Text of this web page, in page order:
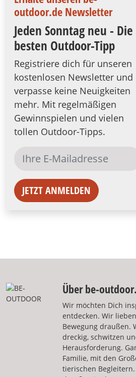
outdoor.de Newsletter
Jeden Sonntag neu - Die
besten Outdoor-Tipp
Registriere dich für unseren
kostenlosen Newsletter und
verpasse keine Neuigkeiten
mehr. Mit regelmäßigen
Gewinnspielen und vielen
tollen Outdoor-Tipps.
JETZT ANMELDEN
Über be-
Wir möchten Dich
entdecken. Wir
Bewegung draußen.
dreckig, schwitzen
Herausforderung.
Familie, mit den
tierischen